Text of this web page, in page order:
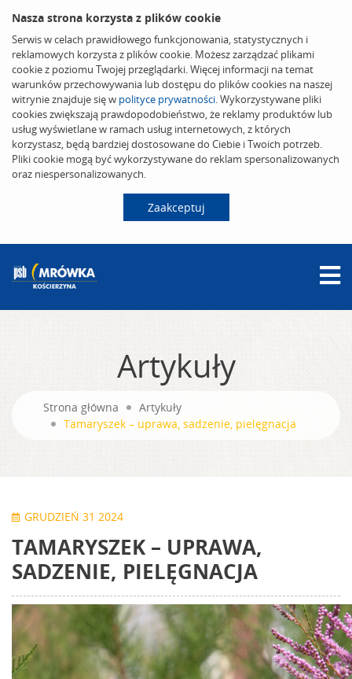
Nasza strona korzysta z plików cookie
Serwis w celach prawidłowego funkcjonowania, statystycznych i
reklamowych korzysta z plików cookie. Możesz zarządzać plikami
cookie z poziomu Twojej przeglądarki. Więcej informacji na temat
warunków przechowywania lub dostępu do plików cookies na naszej
witrynie znajduje się w polityce prywatności. Wykorzystywane pliki
cookies zwiększają prawdopodobieństwo, że reklamy produktów lub
usług wyświetlane w ramach usług internetowych, z których
korzystasz, będą bardziej dostosowane do Ciebie i Twoich potrzeb.
Pliki cookie mogą być wykorzystywane do reklam spersonalizowanych
oraz niespersonalizowanych.
Zaakceptuj
Artykuły
Strona główna
Artykuły
Tamaryszek – uprawa, sadzenie, pielęgnacja
GRUDZIEŃ 31 2024
TAMARYSZEK – UPRAWA,
SADZENIE, PIELĘGNACJA